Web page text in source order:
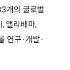
개의 글로벌
앨라배마,
연구·개발·